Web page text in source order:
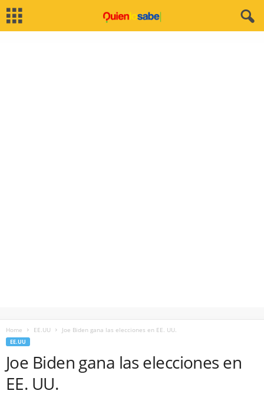
Home EE.UU Joe Biden gana las elecciones en EE. UU.
EE.UU
Joe Biden gana las elecciones en
EE. UU.